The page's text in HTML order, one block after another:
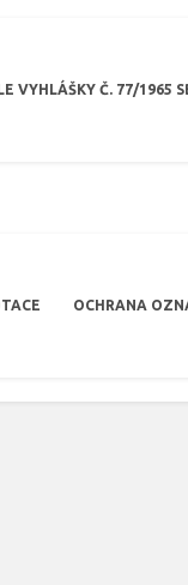
VYHLÁŠKY Č. 77/1965
OCHRANA